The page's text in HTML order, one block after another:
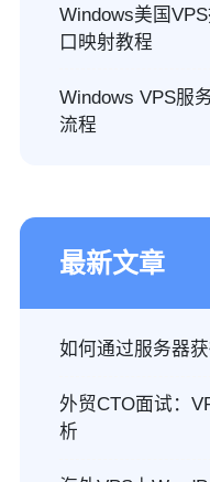
Windows美国
口映射教程
Windows VPS服
流程
最新文章
如何通过服务器
外贸CTO面试：
析